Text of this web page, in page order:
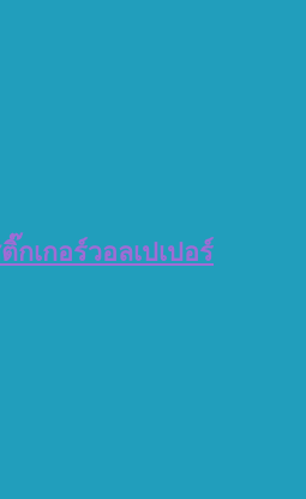
กเกอร์วอลเปเปอร์